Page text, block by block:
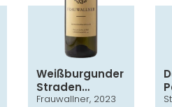
Weißburgunder
Straden
Vulkanland
Frauwallner, 2023